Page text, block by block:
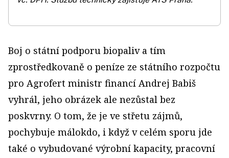
Boj o státní podporu biopaliv a tím
zprostředkovaně o peníze ze státního rozpočtu
pro Agrofert ministr financí Andrej Babiš
vyhrál, jeho obrázek ale nezůstal bez
poskvrny. O tom, že je ve střetu zájmů,
pochybuje málokdo, i když v celém sporu jde
také o vybudované výrobní kapacity, pracovní